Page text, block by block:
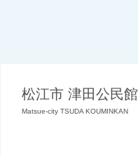
松江市 津田公民館
Matsue-city TSUDA KOUMINKAN